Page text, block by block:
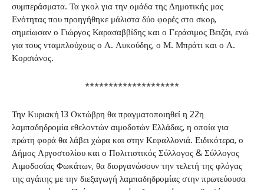
συμπεράσματα. Τα γκολ για την ομάδα της Δημοτικής μας
Ενότητας που προηγήθηκε μάλιστα δύο φορές στο σκορ,
σημείωσαν ο Γιώργος Καρασαββίδης και ο Γεράσιμος Βειζάι, ενώ
για τους νταμπλούχους ο Α. Λυκούδης, ο Μ. Μπράτι και ο Α.
Κορσιάνος.
********************
Την Κυριακή 13 Οκτώβρη θα πραγματοποιηθεί η 22η
λαμπαδηδρομία εθελοντών αιμοδοτών Ελλάδας, η οποία για
πρώτη φορά θα λάβει χώρα και στην Κεφαλλονιά. Ειδικότερα, ο
Δήμος Αργοστολίου και ο Πολιτιστικός Σύλλογος & Σύλλογος
Αιμοδοσίας Φωκάτων, θα διοργανώσουν την τελετή της φλόγας
της αγάπης με την διεξαγωγή λαμπαδηδρομίας στην πρωτεύουσα